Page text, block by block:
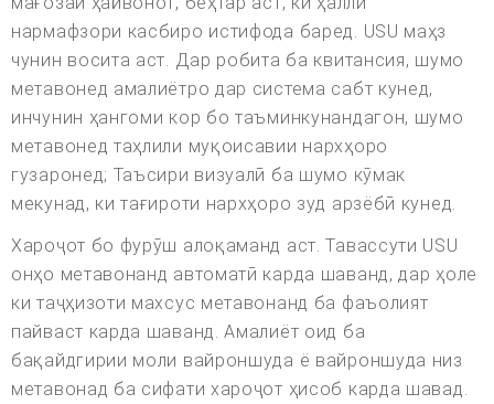
нармафзори касбиро истифода баред. USU маҳз
чунин восита аст. Дар робита ба квитансия, шумо
метавонед амалиётро дар система сабт кунед,
инчунин ҳангоми кор бо таъминкунандагон, шумо
метавонед таҳлили муқоисавии нархҳоро
гузаронед; Таъсири визуалӣ ба шумо кӯмак
мекунад, ки тағироти нархҳоро зуд арзёбӣ кунед.
Хароҷот бо фурӯш алоқаманд аст. Тавассути USU
онҳо метавонанд автоматӣ карда шаванд, дар ҳоле
ки таҷҳизоти махсус метавонанд ба фаъолият
пайваст карда шаванд. Амалиёт оид ба
бақайдгирии моли вайроншуда ё вайроншуда низ
метавонад ба сифати хароҷот ҳисоб карда шавад.